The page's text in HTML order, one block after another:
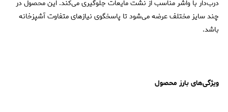
درب‌دار با واشر مناسب از نشت مایعات جلوگیری می‌کند. این محصول در
چند سایز مختلف عرضه می‌شود تا پاسخگوی نیازهای متفاوت آشپزخانه
باشد.
ویژگی‌های بارز محصول